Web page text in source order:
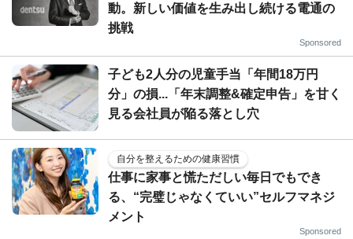
動。新しい価値を生み出し続ける電通の
挑戦
Sponsored
子ども2人分の児童手当「年間18万円
分」の損...「年末調整&確定申告」を甘く
見る会社員が陥る落とし穴
自分を整えるための健康習慣
仕事に家事と慌ただしい毎日でもでき
る、“完璧じゃなくていい”セルフマネジ
メント
Sponsored